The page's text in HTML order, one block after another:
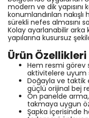
modern ve dik yapısını
konumlandırılan
sürekli nefes almasını
Kolay ayarlanabilir arka
yapılarına kusursuz
Ürün Özellikleri
Hem resmi görev
aktivitelere uyum
Doğayla ve taktik
güçlü orijinal bej
Ön panelde
takmaya uygun
Şapka içerisinde